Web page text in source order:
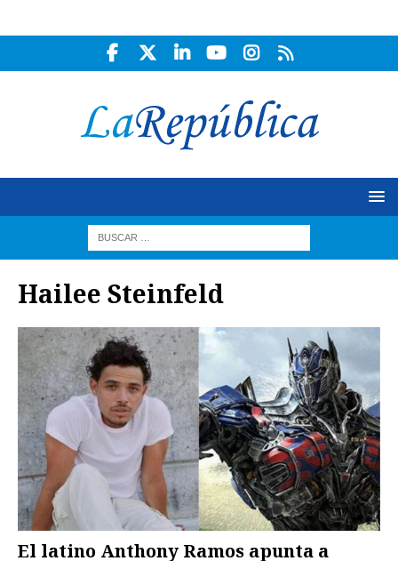
Hailee Steinfeld
El latino Anthony Ramos apunta a